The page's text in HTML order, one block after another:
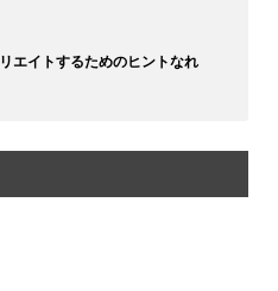
エイトするためのヒントなれ